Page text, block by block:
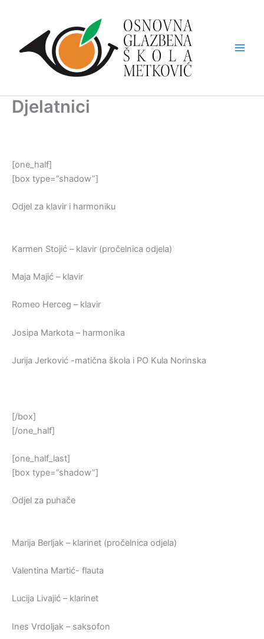
Djelatnici
[one_half]
[box type=”shadow”]
Odjel za klavir i harmoniku
Karmen Stojić – klavir (pročelnica odjela)
Maja Majić – klavir
Romeo Herceg – klavir
Josipa Markota – harmonika
Jurija Jerković -matična škola i PO Kula Norinska
[/box]
[/one_half]
[one_half_last]
[box type=”shadow”]
Odjel za puhače
Marija Berljak – klarinet (pročelnica odjela)
Valentina Martić- flauta
Lucija Livajić – klarinet
Ines Vrdoljak – saksofon